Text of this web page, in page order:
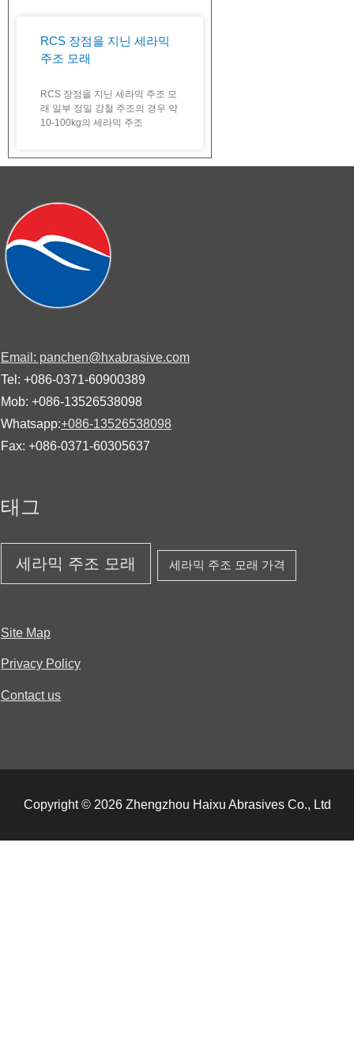
RCS 장점을 지닌 세라믹
주조 모래
RCS 장점을 지닌 세라믹 주조 모
래 일부 정밀 강철 주조의 경우 약
10-100kg의 세라믹 주조
Email: panchen@hxabrasive.com
Tel: +086-0371-60900389
Mob: +086-13526538098
Whatsapp:+086-13526538098
Fax: +086-0371-60305637
태그
세라믹 주조 모래 세라믹 주조 모래 가격
Site Map
Privacy Policy
Contact us
Copyright © 2026 Zhengzhou Haixu Abrasives Co., Ltd